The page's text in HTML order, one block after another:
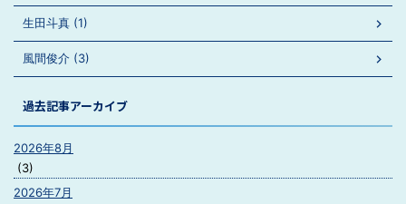
生田斗真 (1)
風間俊介 (3)
過去記事アーカイブ
2026年8月
(3)
2026年7月